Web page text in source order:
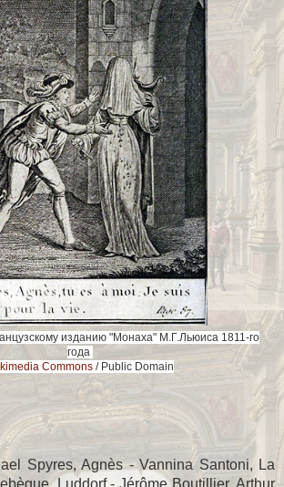
изданию "Монаха" М.Г.Льюиса 1811-го
года
Сommons/ Public Domain
Spyres, Agnès - Vannina Santoni, La
Luddorf - Jérôme Boutillier, Arthur